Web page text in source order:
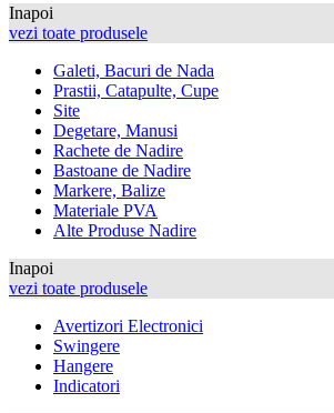
Inapoi
vezi toate produsele
Galeti, Bacuri de Nada
Prastii, Catapulte, Cupe
Site
Degetare, Manusi
Rachete de Nadire
Bastoane de Nadire
Markere, Balize
Materiale PVA
Alte Produse Nadire
Inapoi
vezi toate produsele
Avertizori Electronici
Swingere
Hangere
Indicatori